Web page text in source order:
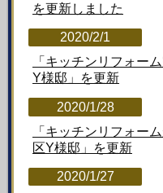
を更新しました
2020/2/1
「キッチンリフォー
Y様邸」を更新
2020/1/28
「キッチンリフォー
区Y様邸」を更新
2020/1/27